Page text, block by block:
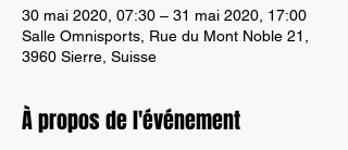
30 mai 2020, 07:30 – 31 mai 2020, 17:00
Salle Omnisports, Rue du Mont Noble 21,
3960 Sierre, Suisse
À propos de l'événement